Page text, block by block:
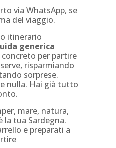
via WhatsApp, se
del viaggio.
itinerario
generica
per partire
risparmiando
sorprese.
nulla. Hai già tutto
mare, natura,
la tua Sardegna.
e preparati a